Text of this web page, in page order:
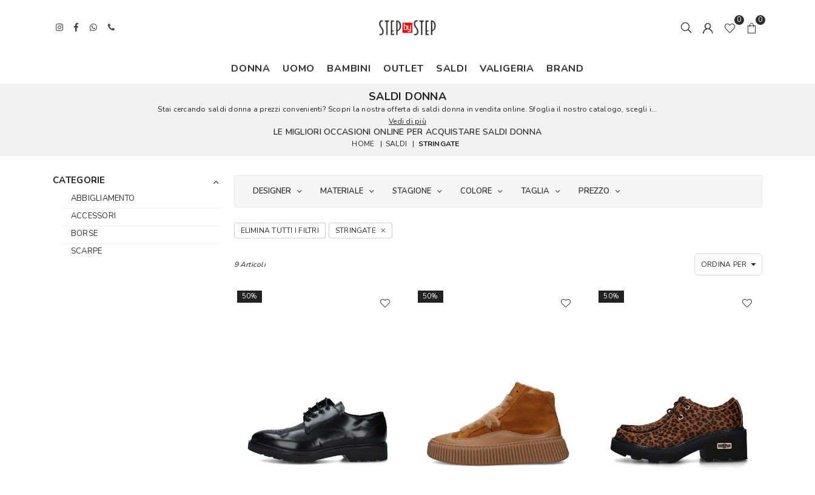
0 0
DONNA UOMO BAMBINI OUTLET SALDI VALIGERIA BRAND
SALDI DONNA
Stai cercando saldi donna a prezzi convenienti? Scopri la nostra offerta di saldi donna in vendita online. Sfoglia il nostro catalogo, scegli i...
Vedi di più
LE MIGLIORI OCCASIONI ONLINE PER ACQUISTARE SALDI DONNA
HOME | SALDI | STRINGATE
CATEGORIE
ABBIGLIAMENTO
ACCESSORI
BORSE
SCARPE
DESIGNER MATERIALE STAGIONE COLORE TAGLIA PREZZO
ELIMINA TUTTI I FILTRI STRINGATE
9 Articoli
50% 50% 50%